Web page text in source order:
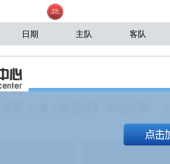
日期 主队 客队